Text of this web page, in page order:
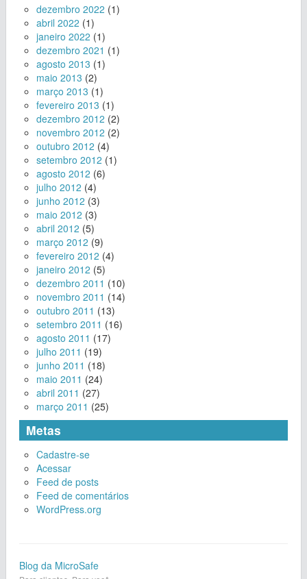
dezembro 2022 (1)
abril 2022 (1)
janeiro 2022 (1)
dezembro 2021 (1)
agosto 2013 (1)
maio 2013 (2)
março 2013 (1)
fevereiro 2013 (1)
dezembro 2012 (2)
novembro 2012 (2)
outubro 2012 (4)
setembro 2012 (1)
agosto 2012 (6)
julho 2012 (4)
junho 2012 (3)
maio 2012 (3)
abril 2012 (5)
março 2012 (9)
fevereiro 2012 (4)
janeiro 2012 (5)
dezembro 2011 (10)
novembro 2011 (14)
outubro 2011 (13)
setembro 2011 (16)
agosto 2011 (17)
julho 2011 (19)
junho 2011 (18)
maio 2011 (24)
abril 2011 (27)
março 2011 (25)
Metas
Cadastre-se
Acessar
Feed de posts
Feed de comentários
WordPress.org
Blog da MicroSafe